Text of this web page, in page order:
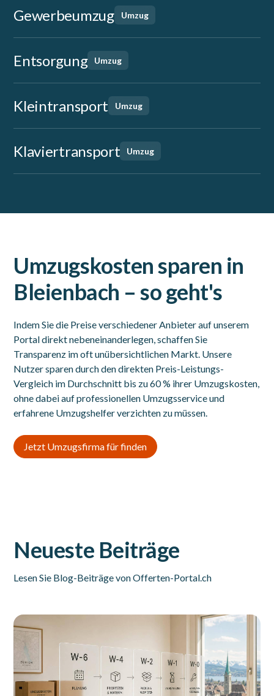
Gewerbeumzug Umzug
Entsorgung Umzug
Kleintransport Umzug
Klaviertransport Umzug
Umzugskosten sparen in
Bleienbach – so geht's
Indem Sie die Preise verschiedener Anbieter auf unserem
Portal direkt nebeneinanderlegen, schaffen Sie
Transparenz im oft unübersichtlichen Markt. Unsere
Nutzer sparen durch den direkten Preis-Leistungs-
Vergleich im Durchschnitt bis zu 60 % ihrer Umzugskosten,
ohne dabei auf professionellen Umzugsservice und
erfahrene Umzugshelfer verzichten zu müssen.
Jetzt Umzugsfirma für finden
Neueste Beiträge
Lesen Sie Blog-Beiträge von Offerten-Portal.ch